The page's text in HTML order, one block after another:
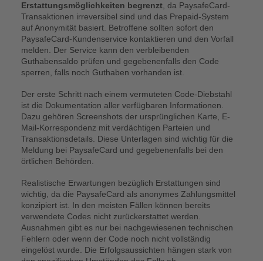
Erstattungsmöglichkeiten begrenzt, da PaysafeCard-
Transaktionen irreversibel sind und das Prepaid-System
auf Anonymität basiert. Betroffene sollten sofort den
PaysafeCard-Kundenservice kontaktieren und den Vorfall
melden. Der Service kann den verbleibenden
Guthabensaldo prüfen und gegebenenfalls den Code
sperren, falls noch Guthaben vorhanden ist.
Der erste Schritt nach einem vermuteten Code-Diebstahl
ist die Dokumentation aller verfügbaren Informationen.
Dazu gehören Screenshots der ursprünglichen Karte, E-
Mail-Korrespondenz mit verdächtigen Parteien und
Transaktionsdetails. Diese Unterlagen sind wichtig für die
Meldung bei PaysafeCard und gegebenenfalls bei den
örtlichen Behörden.
Realistische Erwartungen bezüglich Erstattungen sind
wichtig, da die PaysafeCard als anonymes Zahlungsmittel
konzipiert ist. In den meisten Fällen können bereits
verwendete Codes nicht zurückerstattet werden.
Ausnahmen gibt es nur bei nachgewiesenen technischen
Fehlern oder wenn der Code noch nicht vollständig
eingelöst wurde. Die Erfolgsaussichten hängen stark von